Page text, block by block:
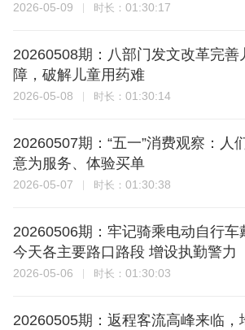
2026-05-09 时长： 01:30:17
20260508期：八部门发文改革完善
障，破解儿童用药难
2026-05-08 时长： 01:30:14
20260507期：“五一”消费观察：人
意为服务、体验买单
2026-05-07 时长： 01:30:38
20260506期：牢记骑乘电动自行车
今天各主要路口路段 增设执勤警力
2026-05-06 时长： 01:30:03
20260505期：返程客流高峰来临，